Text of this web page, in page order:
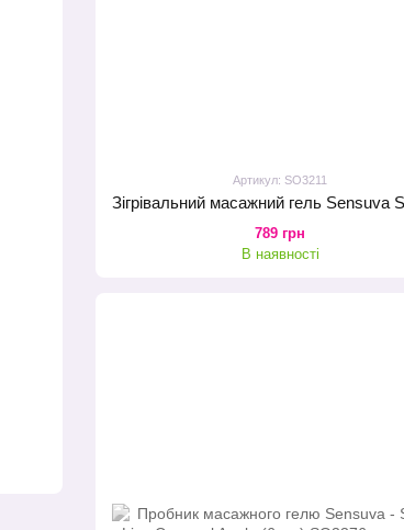
Артикул: SO3211
789 грн
В наявності